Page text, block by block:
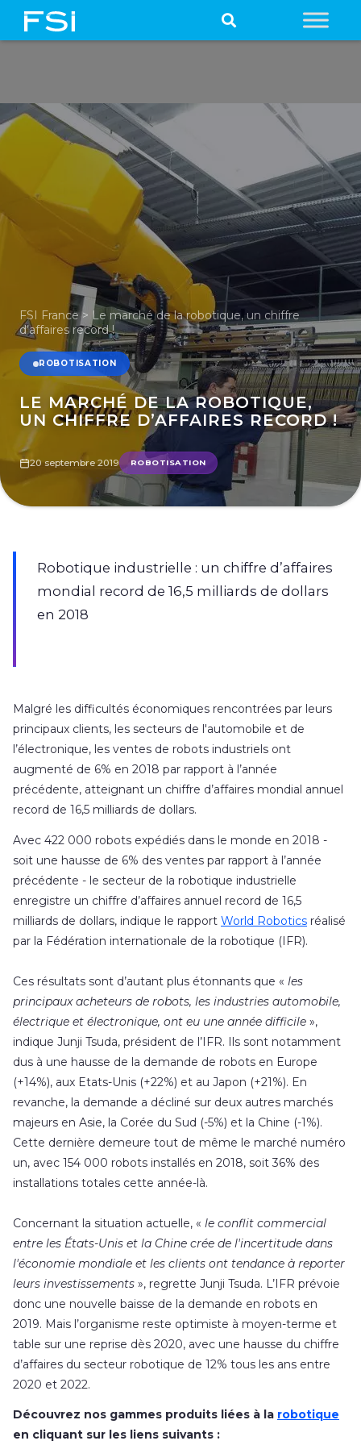
FSI France> Le marché de la robotique, un chiffre
d’affaires record !
ROBOTISATION
LE MARCHÉ DE LA ROBOTIQUE,
UN CHIFFRE D’AFFAIRES RECORD !
20 septembre 2019 ROBOTISATION
Robotique industrielle : un chiffre d’affaires
mondial record de 16,5 milliards de dollars
en 2018
Malgré les difficultés économiques rencontrées par leurs
principaux clients, les secteurs de l'automobile et de
l’électronique, les ventes de robots industriels ont
augmenté de 6% en 2018 par rapport à l’année
précédente, atteignant un chiffre d’affaires mondial annuel
record de 16,5 milliards de dollars.
Avec 422 000 robots expédiés dans le monde en 2018 -
soit une hausse de 6% des ventes par rapport à l’année
précédente - le secteur de la robotique industrielle
enregistre un chiffre d’affaires annuel record de 16,5
milliards de dollars, indique le rapport World Robotics réalisé
par la Fédération internationale de la robotique (IFR).
Ces résultats sont d’autant plus étonnants que « les
principaux acheteurs de robots, les industries automobile,
électrique et électronique, ont eu une année difficile »,
indique Junji Tsuda, président de l’IFR. Ils sont notamment
dus à une hausse de la demande de robots en Europe
(+14%), aux Etats-Unis (+22%) et au Japon (+21%). En
revanche, la demande a décliné sur deux autres marchés
majeurs en Asie, la Corée du Sud (-5%) et la Chine (-1%).
Cette dernière demeure tout de même le marché numéro
un, avec 154 000 robots installés en 2018, soit 36% des
installations totales cette année-là.
Concernant la situation actuelle, « le conflit commercial
entre les États-Unis et la Chine crée de l'incertitude dans
l'économie mondiale et les clients ont tendance à reporter
leurs investissements », regrette Junji Tsuda. L’IFR prévoie
donc une nouvelle baisse de la demande en robots en
2019. Mais l’organisme reste optimiste à moyen-terme et
table sur une reprise dès 2020, avec une hausse du chiffre
d’affaires du secteur robotique de 12% tous les ans entre
2020 et 2022.
Découvrez nos gammes produits liées à la robotique
en cliquant sur les liens suivants :